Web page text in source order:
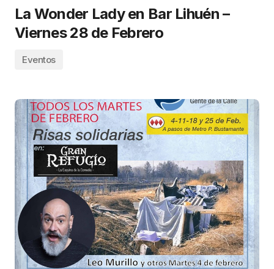
La Wonder Lady en Bar Lihuén –
Viernes 28 de Febrero
Eventos